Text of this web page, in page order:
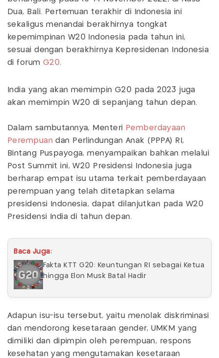
Dua, Bali. Pertemuan terakhir di Indonesia ini
sekaligus menandai berakhirnya tongkat
kepemimpinan W20 Indonesia pada tahun ini,
sesuai dengan berakhirnya Kepresidenan Indonesia
di forum G20.
India yang akan memimpin G20 pada 2023 juga
akan memimpin W20 di sepanjang tahun depan.
Dalam sambutannya, Menteri Pemberdayaan
Perempuan dan Perlindungan Anak (PPPA) RI,
Bintang Puspayoga, menyampaikan bahkan melalui
Post Summit ini, W20 Presidensi Indonesia juga
berharap empat isu utama terkait pemberdayaan
perempuan yang telah ditetapkan selama
presidensi Indonesia, dapat dilanjutkan pada W20
Presidensi India di tahun depan.
Baca Juga:
Fakta KTT G20: Keuntungan RI sebagai Ketua
hingga Elon Musk Batal Hadir
Adapun isu-isu tersebut, yaitu menolak diskriminasi
dan mendorong kesetaraan gender, UMKM yang
dimiliki dan dipimpin oleh perempuan, respons
kesehatan yang mengutamakan kesetaraan